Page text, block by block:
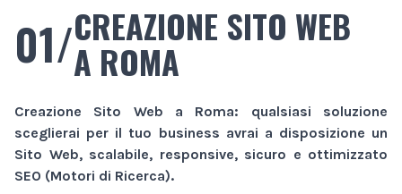
01/CREAZIONE SITO WEB
A ROMA
Creazione Sito Web a Roma: qualsiasi soluzione
sceglierai per il tuo business avrai a disposizione un
Sito Web, scalabile, responsive, sicuro e ottimizzato
SEO (Motori di Ricerca).